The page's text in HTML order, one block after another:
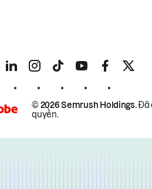
© 2026 Semrush Holdings.Đã
quyền.